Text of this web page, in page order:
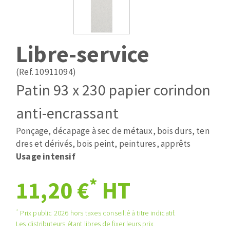
Fers et plaquettes
Patins
Bandes abrasives
Disques fibre et papier
Cales à poncer et patins
Eponges abrasive
Plateaux supports
DISQUES ABRASIFS
Disques abrasifs agglomérés
Meules d'ébarbage
TRAITEMENT DE SURFACE
Disques à lamelles
Libre-service
(Ref. 10911094)
Patin 93 x 230 papier corindon
anti-encrassant
Ponçage, décapage à sec de métaux, bois durs, ten
dres et dérivés, bois peint, peintures, apprêts
Usage intensif
11,20 €* HT
* Prix public 2026 hors taxes conseillé à titre indicatif.
Les distributeurs étant libres de fixer leurs prix